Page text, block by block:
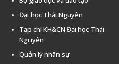
Đại học Thái Nguyên
Tạp chí KH&CN Đại học Thái
Nguyên
Quản lý nhân sự